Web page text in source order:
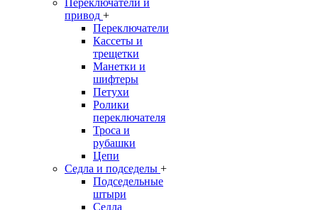
Переключатели и
привод +
Переключатели
Кассеты и
трещетки
Манетки и
шифтеры
Петухи
Ролики
переключателя
Троса и
рубашки
Цепи
Седла и подседелы +
Подседельные
штыри
Седла